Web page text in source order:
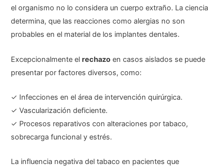
el organismo no lo considera un cuerpo extraño. La ciencia
determina, que las reacciones como alergias no son
probables en el material de los implantes dentales.
Excepcionalmente elrechazo en casos aislados se puede
presentar por factores diversos, como:
✓ Infecciones en el área de intervención quirúrgica.
✓ Vascularización deficiente.
✓ Procesos reparativos con alteraciones por tabaco,
sobrecarga funcional y estrés.
La influencia negativa del tabaco en pacientes que